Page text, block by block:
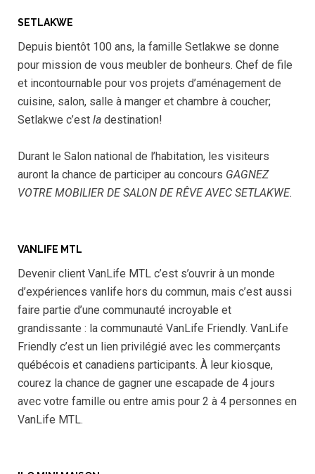
SETLAKWE
Depuis bientôt 100 ans, la famille Setlakwe se donne
pour mission de vous meubler de bonheurs. Chef de file
et incontournable pour vos projets d’aménagement de
cuisine, salon, salle à manger et chambre à coucher;
Setlakwe c’est la destination!
Durant le Salon national de l’habitation, les visiteurs
auront la chance de participer au concours GAGNEZ
VOTRE MOBILIER DE SALON DE RÊVE AVEC SETLAKWE.
VANLIFE MTL
Devenir client VanLife MTL c’est s’ouvrir à un monde
d’expériences vanlife hors du commun, mais c’est aussi
faire partie d’une communauté incroyable et
grandissante : la communauté VanLife Friendly. VanLife
Friendly c’est un lien privilégié avec les commerçants
québécois et canadiens participants. À leur kiosque,
courez la chance de gagner une escapade de 4 jours
avec votre famille ou entre amis pour 2 à 4 personnes en
VanLife MTL.